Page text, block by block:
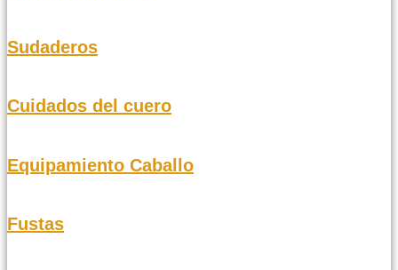
Sudaderos
Cuidados del cuero
Equipamiento Caballo
Fustas